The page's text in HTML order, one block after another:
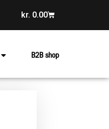
kr. 0.00
B2B shop